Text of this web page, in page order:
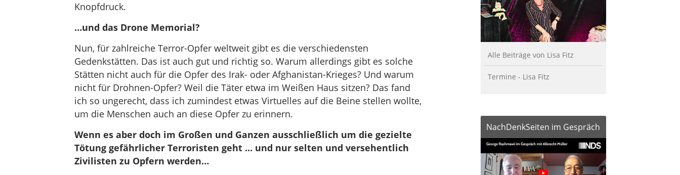
Knopfdruck.
…und das Drone Memorial?
Nun, für zahlreiche Terror-Opfer weltweit gibt es die verschiedensten
Gedenkstätten. Das ist auch gut und richtig so. Warum allerdings gibt es solche
Stätten nicht auch für die Opfer des Irak- oder Afghanistan-Krieges? Und warum
nicht für Drohnen-Opfer? Weil die Täter etwa im Weißen Haus sitzen? Das fand
ich so ungerecht, dass ich zumindest etwas Virtuelles auf die Beine stellen wollte,
um die Menschen auch an diese Opfer zu erinnern.
Wenn es aber doch im Großen und Ganzen ausschließlich um die gezielte
Tötung gefährlicher Terroristen geht … und nur selten und versehentlich
Zivilisten zu Opfern werden…
Alle Beiträge von Lisa Fitz
Termine - Lisa Fitz
NachDenkSeiten im Gespräch